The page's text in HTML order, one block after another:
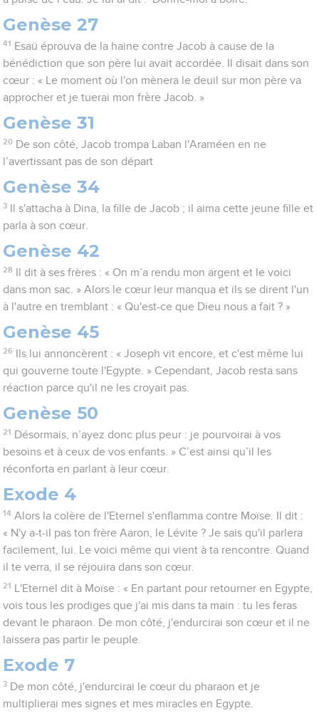
Genèse 27
41 Esaü éprouva de la haine contre Jacob à cause de la
bénédiction que son père lui avait accordée. Il disait dans son
cœur : « Le moment où l'on mènera le deuil sur mon père va
approcher et je tuerai mon frère Jacob. »
Genèse 31
20 De son côté, Jacob trompa Laban l'Araméen en ne
l’avertissant pas de son départ
Genèse 34
3
Il s'attacha à Dina, la fille de Jacob ; il aima cette jeune fille et
parla à son cœur.
Genèse 42
28
Il dit à ses frères : « On m’a rendu mon argent et le voici
dans mon sac. » Alors le cœur leur manqua et ils se dirent l'un
à l'autre en tremblant : « Qu'est-ce que Dieu nous a fait ? »
Genèse 45
26
Ils lui annoncèrent : « Joseph vit encore, et c'est même lui
qui gouverne toute l'Egypte. » Cependant, Jacob resta sans
réaction parce qu'il ne les croyait pas.
Genèse 50
21 Désormais, n’ayez donc plus peur : je pourvoirai à vos
besoins et à ceux de vos enfants. » C’est ainsi qu’il les
réconforta en parlant à leur cœur.
Exode 4
14 Alors la colère de l'Eternel s'enflamma contre Moïse. Il dit :
« N'y a-t-il pas ton frère Aaron, le Lévite ? Je sais qu'il parlera
facilement, lui. Le voici même qui vient à ta rencontre. Quand
il te verra, il se réjouira dans son cœur.
21
L'Eternel dit à Moïse : « En partant pour retourner en Egypte,
vois tous les prodiges que j'ai mis dans ta main : tu les feras
devant le pharaon. De mon côté, j'endurcirai son cœur et il ne
laissera pas partir le peuple.
Exode 7
3 De mon côté, j'endurcirai le cœur du pharaon et je
multiplierai mes signes et mes miracles en Egypte.